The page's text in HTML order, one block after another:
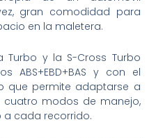
gran comodidad para
en la maletera.
y la S-Cross Turbo
ABS+EBD+BAS y con el
que permite adaptarse a
cuatro modos de manejo,
cada recorrido.